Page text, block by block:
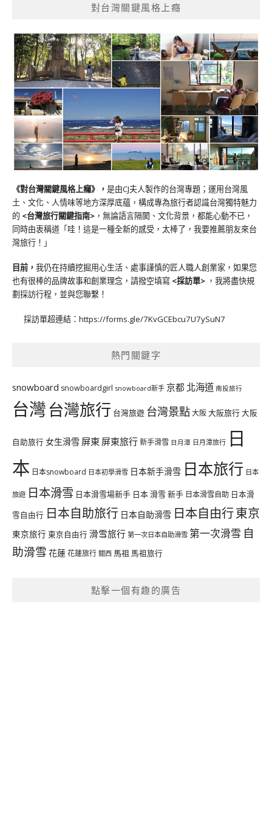
對台灣關鍵風格上癮
《對台灣關鍵風格上癮》 ， 是由CJ夫人製作的台灣專題；運用台灣風
土、文化、人情味等地方深厚底蘊，構成專為旅行者認識台灣獨特魅力
的 <台灣旅行關鍵指南> ，無論語言隔閡、文化背景，都能心動不已，
同時由衷稱道「哇！這是一種全新的感受，太棒了，我要推薦朋友來台
灣旅行！」
目前， 我仍在持續挖掘用心生活、處事謹慎的匠人職人創業家，如果您
也有很棒的品牌故事和創業理念，請撥空填寫 <採訪單> ，我將盡快規
劃採訪行程，並與您聯繫！
採訪單超連結： https://forms.gle/7KvGCEbcu7U7ySuN7
熱門關鍵字
snowboard snowboardgirl snowboard新手 京都 北海道 南投旅行
台灣台灣旅行 台灣旅遊 台灣景點大阪大阪旅行大阪
自助旅行 女生滑雪 屏東 屏東旅行新手滑雪 日月潭 日月潭旅行 日
本 日本snowboard 日本初學滑雪 日本新手滑雪 日本旅行 日本
旅遊 日本滑雪 日本滑雪場新手 日本 滑雪 新手 日本滑雪自助 日本滑
雪自由行 日本自助旅行 日本自助滑雪 日本自由行東京
東京旅行 東京自由行 滑雪旅行 第一次日本自助滑雪 第一次滑雪 自
助滑雪 花蓮花蓮旅行 關西 馬祖 馬祖旅行
點擊一個有趣的廣告